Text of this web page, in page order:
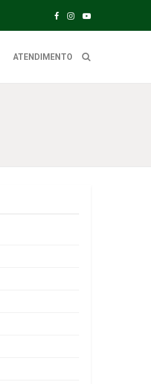
ATENDIMENTO